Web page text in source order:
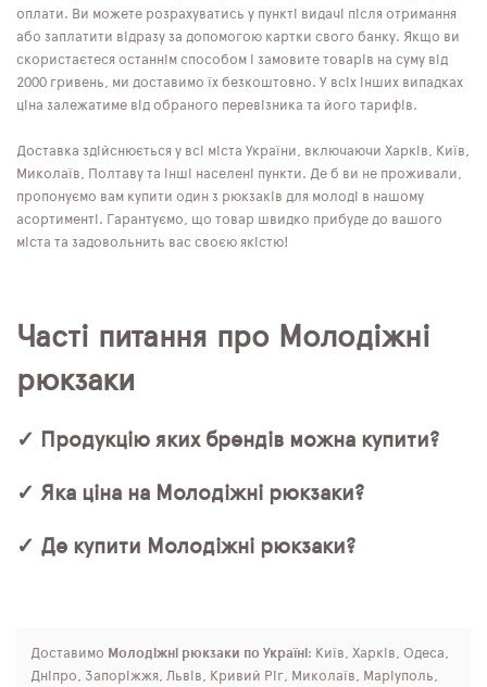
оплати. Ви можете розрахуватись у пункті видачі після отримання
або заплатити відразу за допомогою картки свого банку. Якщо ви
скористаєтеся останнім способом і замовите товарів на суму від
2000 гривень, ми доставимо їх безкоштовно. У всіх інших випадках
ціна залежатиме від обраного перевізника та його тарифів.
Доставка здійснюється у всі міста України, включаючи Харків, Київ,
Миколаїв, Полтаву та інші населені пункти. Де б ви не проживали,
пропонуємо вам купити один з рюкзаків для молоді в нашому
асортименті. Гарантуємо, що товар швидко прибуде до вашого
міста та задовольнить вас своєю якістю!
Часті питання про Молодіжні
рюкзаки
✓ Продукцію яких брендів можна купити?
✓ Яка ціна на Молодіжні рюкзаки?
✓ Де купити Молодіжні рюкзаки?
Доставимо Молодіжні рюкзаки по Україні : Київ, Харків, Одеса,
Дніпро, Запоріжжя, Львів, Кривий Ріг, Миколаїв, Маріуполь,